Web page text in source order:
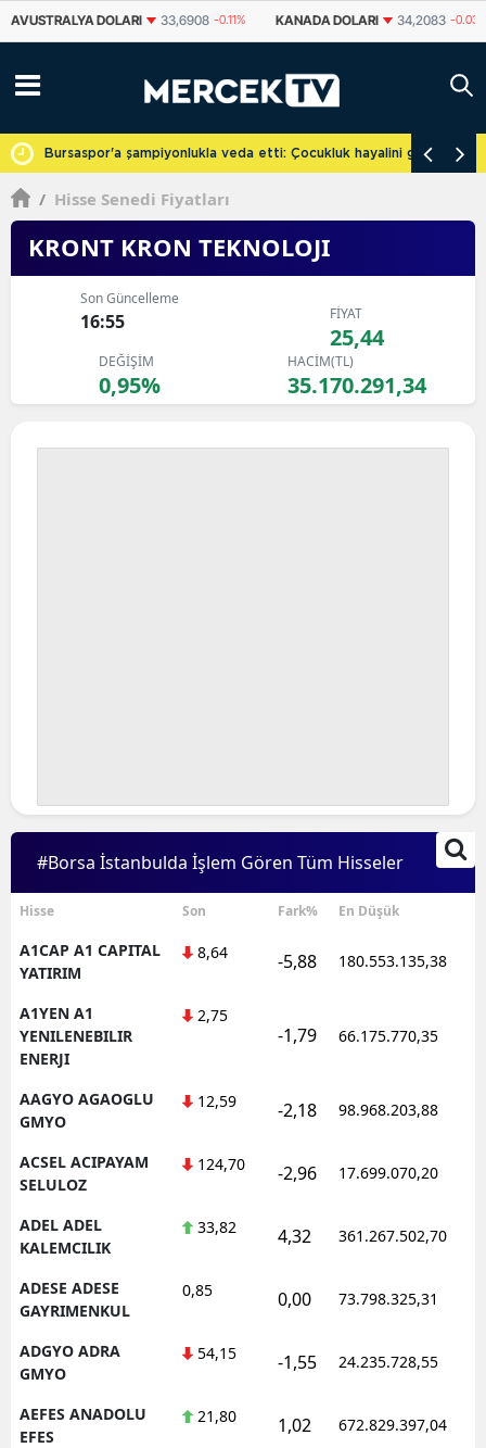
KANADA DOLARI 34,2083 -0.03% İSVIÇRE FRANKI 58,9871 -0.16%
Bursaspor'a şampiyonlukla veda etti: Çocukluk hayalini
/ Hisse Senedi Fiyatları
KRONT KRON TEKNOLOJI
Son Güncelleme
16:55 FİYAT
25,44
DEĞİŞİM
0,95%
HACİM(TL)
35.170.291,34
#Borsa İstanbulda İşlem Gören Tüm Hisseler
Hisse Son Fark% En Düşük
A1CAP A1 CAPITAL
YATIRIM
8,64 -5,88 180.553.135,38
A1YEN A1
YENILENEBILIR
ENERJI
2,75
-1,79 66.175.770,35
AAGYO AGAOGLU
GMYO
12,59 -2,18 98.968.203,88
ACSEL ACIPAYAM
SELULOZ
124,70 -2,96 17.699.070,20
ADEL ADEL
KALEMCILIK
33,82 4,32 361.267.502,70
ADESE ADESE
GAYRIMENKUL
0,85 0,00 73.798.325,31
ADGYO ADRA
GMYO
54,15 -1,55 24.235.728,55
AEFES ANADOLU
EFES
21,80 1,02 672.829.397,04